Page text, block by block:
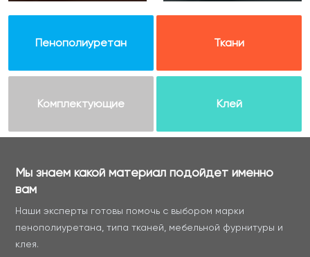
Пенополиуретан Ткани
Комплектующие Клей
Мы знаем какой материал подойдет именно
вам
Наши эксперты готовы помочь с выбором марки
пенополиуретана, типа тканей, мебельной фурнитуры и
клея.